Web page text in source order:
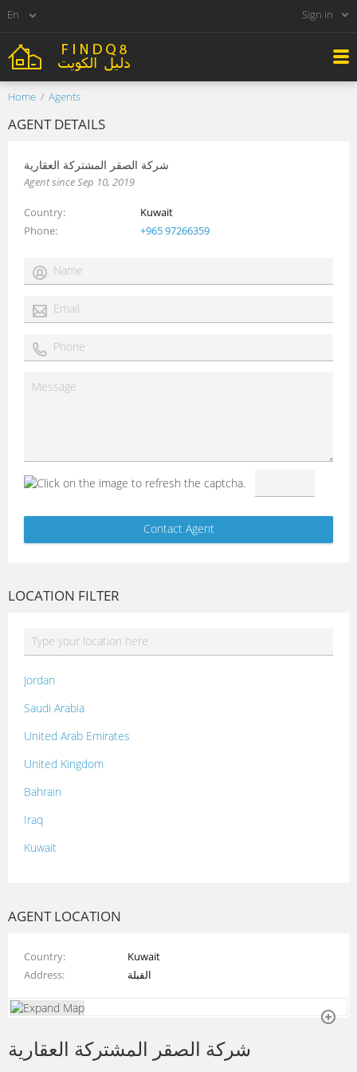
Sign in
Home Agents
AGENT DETAILS
شركة الصقر المشتركة العقارية
Agent since Sep 10, 2019
Country
Kuwait
Phone
+965 97266359
LOCATION FILTER
Jordan
Saudi Arabia
United Arab Emirates
United Kingdom
Bahrain
Iraq
Kuwait
Palestine
Syria
Tunisia
AGENT LOCATION
Country
Kuwait
Address
القبلة
شركة الصقر المشتركة العقارية